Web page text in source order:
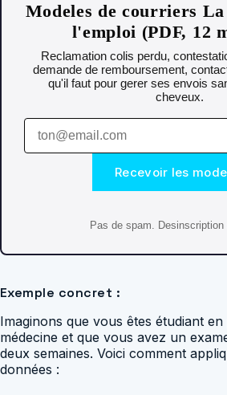
Modeles de courriers
l'emploi (PDF, 12
Reclamation colis perdu,
demande de remboursement,
qu'il faut pour gerer ses envois
cheveux.
Recevoir les
Pas de spam. Desinscription
Exemple concret :
Imaginons que vous êtes étudiant
médecine et que vous avez un
deux semaines. Voici comment
données :